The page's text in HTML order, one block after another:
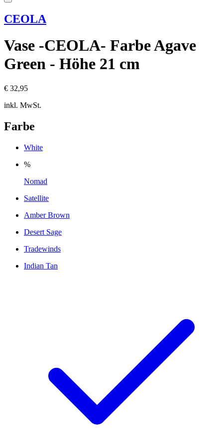
CEOLA
Vase -CEOLA- Farbe Agave
Green - Höhe 21 cm
€ 32,95
inkl. MwSt.
Farbe
White
%
Nomad
Satellite
Amber Brown
Desert Sage
Tradewinds
Indian Tan